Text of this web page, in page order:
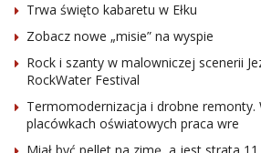
Trwa święto kabaretu w Ełku
Zobacz nowe „misie” na wyspie
Rock i szanty w malowniczej scenerii
RockWater Festival
Termomodernizacja i drobne remonty.
placówkach oświatowych praca wre